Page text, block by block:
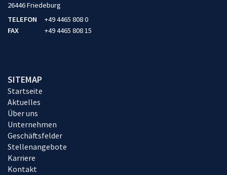
26446 Friedeburg
TELEFON
+49 4465 808 0
FAX
+49 4465 808 15
SITEMAP
Startseite
Aktuelles
Über uns
Unternehmen
Geschäftsfelder
Stellenangebote
Karriere
Kontakt